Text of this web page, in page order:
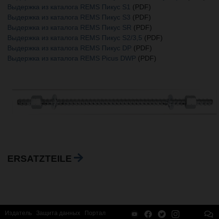
Выдержка из каталога REMS Пикус S1 (PDF)
Выдержка из каталога REMS Пикус S3 (PDF)
Выдержка из каталога REMS Пикус SR (PDF)
Выдержка из каталога REMS Пикус S2/3,5 (PDF)
Выдержка из каталога REMS Пикус DP (PDF)
Выдержка из каталога REMS Picus DWP (PDF)
ERSATZTEILE
Издатель Защита данных
Портал